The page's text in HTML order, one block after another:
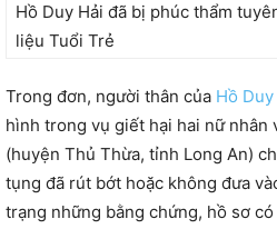
Hồ Duy Hải đã bị phúc thẩm
liệu Tuổi Trẻ
Trong đơn, người thân của Hồ Duy
hình trong vụ giết hại hai nữ nhân
(huyện Thủ Thừa, tỉnh Long An)
tụng đã rút bớt hoặc không đưa
trạng những bằng chứng, hồ sơ